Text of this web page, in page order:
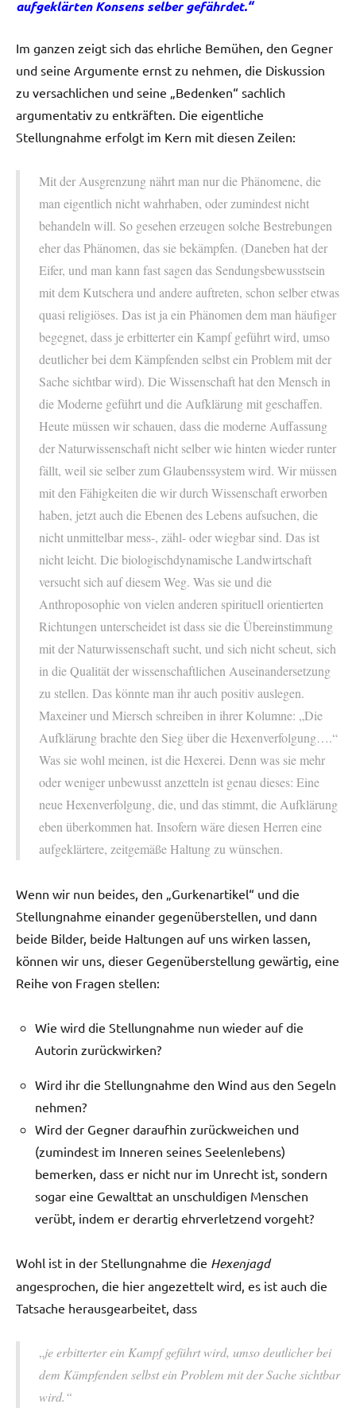
aufgeklärten Konsens selber gefährdet.“
Im ganzen zeigt sich das ehrliche Bemühen, den Gegner
und seine Argumente ernst zu nehmen, die Diskussion
zu versachlichen und seine „Bedenken“ sachlich
argumentativ zu entkräften. Die eigentliche
Stellungnahme erfolgt im Kern mit diesen Zeilen:
Mit der Ausgrenzung nährt man nur die Phänomene, die
man eigentlich nicht wahrhaben, oder zumindest nicht
behandeln will. So gesehen erzeugen solche Bestrebungen
eher das Phänomen, das sie bekämpfen. (Daneben hat der
Eifer, und man kann fast sagen das Sendungsbewusstsein
mit dem Kutschera und andere auftreten, schon selber etwas
quasi religiöses. Das ist ja ein Phänomen dem man häufiger
begegnet, dass je erbitterter ein Kampf geführt wird, umso
deutlicher bei dem Kämpfenden selbst ein Problem mit der
Sache sichtbar wird). Die Wissenschaft hat den Mensch in
die Moderne geführt und die Aufklärung mit geschaffen.
Heute müssen wir schauen, dass die moderne Auffassung
der Naturwissenschaft nicht selber wie hinten wieder runter
fällt, weil sie selber zum Glaubenssystem wird. Wir müssen
mit den Fähigkeiten die wir durch Wissenschaft erworben
haben, jetzt auch die Ebenen des Lebens aufsuchen, die
nicht unmittelbar mess-, zähl- oder wiegbar sind. Das ist
nicht leicht. Die biologischdynamische Landwirtschaft
versucht sich auf diesem Weg. Was sie und die
Anthroposophie von vielen anderen spirituell orientierten
Richtungen unterscheidet ist dass sie die Übereinstimmung
mit der Naturwissenschaft sucht, und sich nicht scheut, sich
in die Qualität der wissenschaftlichen Auseinandersetzung
zu stellen. Das könnte man ihr auch positiv auslegen.
Maxeiner und Miersch schreiben in ihrer Kolumne: „Die
Aufklärung brachte den Sieg über die Hexenverfolgung….“
Was sie wohl meinen, ist die Hexerei. Denn was sie mehr
oder weniger unbewusst anzetteln ist genau dieses: Eine
neue Hexenverfolgung, die, und das stimmt, die Aufklärung
eben überkommen hat. Insofern wäre diesen Herren eine
aufgeklärtere, zeitgemäße Haltung zu wünschen.
Wenn wir nun beides, den „Gurkenartikel“ und die
Stellungnahme einander gegenüberstellen, und dann
beide Bilder, beide Haltungen auf uns wirken lassen,
können wir uns, dieser Gegenüberstellung gewärtig, eine
Reihe von Fragen stellen:
Wie wird die Stellungnahme nun wieder auf die
Autorin zurückwirken?
Wird ihr die Stellungnahme den Wind aus den Segeln
nehmen?
Wird der Gegner daraufhin zurückweichen und
(zumindest im Inneren seines Seelenlebens)
bemerken, dass er nicht nur im Unrecht ist, sondern
sogar eine Gewalttat an unschuldigen Menschen
verübt, indem er derartig ehrverletzend vorgeht?
Wohl ist in der Stellungnahme die Hexenjagd
angesprochen, die hier angezettelt wird, es ist auch die
Tatsache herausgearbeitet, dass
„je erbitterter ein Kampf geführt wird, umso deutlicher bei
dem Kämpfenden selbst ein Problem mit der Sache sichtbar
wird.“